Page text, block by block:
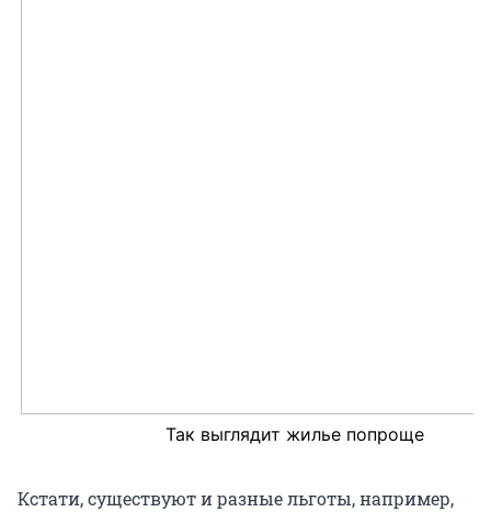
Так выглядит жилье попроще
Кстати, существуют и разные льготы, например,